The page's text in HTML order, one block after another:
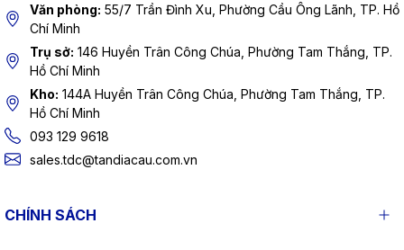
Văn phòng: 55/7 Trần Đình Xu, Phường Cầu Ông Lãnh, TP. Hồ
Chí Minh
Trụ sở: 146 Huyền Trân Công Chúa, Phường Tam Thắng, TP.
Hồ Chí Minh
Kho: 144A Huyền Trân Công Chúa, Phường Tam Thắng, TP.
Hồ Chí Minh
093 129 9618
sales.tdc@tandiacau.com.vn
CHÍNH SÁCH